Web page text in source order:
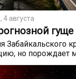
4 августа
гуще
Забайкальского
но порождает